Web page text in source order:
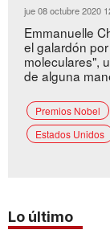
jue 08 octubre 2020
Emmanuelle
el galardón
moleculares",
de alguna
Premios Nobel
Estados Unidos
Lo último